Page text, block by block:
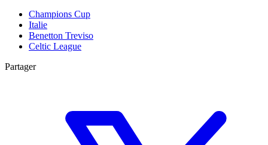
Champions Cup
Italie
Benetton Treviso
Celtic League
Partager